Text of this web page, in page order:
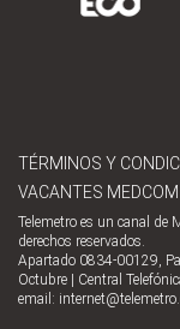
TÉRMINOS Y
VACANTES MEDCOM
Telemetro es un canal
derechos reservados.
Apartado 0834-00129,
Octubre | Central
email: